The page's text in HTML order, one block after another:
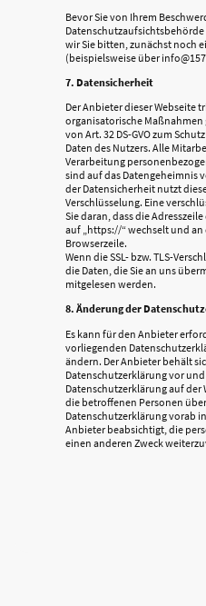
Bevor Sie von Ihrem
wir Sie bitten, zunächst noch
(beispielsweise über
7. Datensicherheit
Der Anbieter dieser Webseite
organisatorische
von Art. 32 DS-GVO zum
Daten des Nutzers. Alle
Verarbeitung
sind auf das Datengeheimnis
der Datensicherheit nutzt
Verschlüsselung. Eine
Sie daran, dass die
auf „https://“ wechselt und
Browserzeile.
Wenn die SSL- bzw. TLS-
die Daten, die Sie an uns
mitgelesen werden.
8. Änderung der
Es kann für den Anbieter
vorliegenden
ändern. Der Anbieter behält
Datenschutzerklärung vor
Datenschutzerklärung auf der
die betroffenen Personen
Datenschutzerklärung vorab
Anbieter beabsichtigt, die
einen anderen Zweck